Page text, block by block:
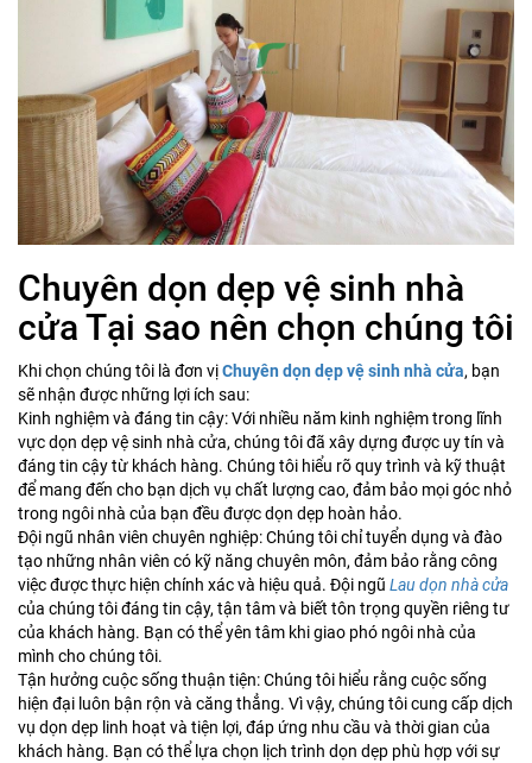
Chuyên dọn dẹp vệ sinh nhà
cửa Tại sao nên chọn chúng tôi
Khi chọn chúng tôi là đơn vịChuyên dọn dẹp vệ sinh nhà cửa, bạn
sẽ nhận được những lợi ích sau:
Kinh nghiệm và đáng tin cậy: Với nhiều năm kinh nghiệm trong lĩnh
vực dọn dẹp vệ sinh nhà cửa, chúng tôi đã xây dựng được uy tín và
đáng tin cậy từ khách hàng. Chúng tôi hiểu rõ quy trình và kỹ thuật
để mang đến cho bạn dịch vụ chất lượng cao, đảm bảo mọi góc nhỏ
trong ngôi nhà của bạn đều được dọn dẹp hoàn hảo.
Đội ngũ nhân viên chuyên nghiệp: Chúng tôi chỉ tuyển dụng và đào
tạo những nhân viên có kỹ năng chuyên môn, đảm bảo rằng công
việc được thực hiện chính xác và hiệu quả. Đội ngũ Lau dọn nhà cửa
của chúng tôi đáng tin cậy, tận tâm và biết tôn trọng quyền riêng tư
của khách hàng. Bạn có thể yên tâm khi giao phó ngôi nhà của
mình cho chúng tôi.
Tận hưởng cuộc sống thuận tiện: Chúng tôi hiểu rằng cuộc sống
hiện đại luôn bận rộn và căng thẳng. Vì vậy, chúng tôi cung cấp dịch
vụ dọn dẹp linh hoạt và tiện lợi, đáp ứng nhu cầu và thời gian của
khách hàng. Bạn có thể lựa chọn lịch trình dọn dẹp phù hợp với sự